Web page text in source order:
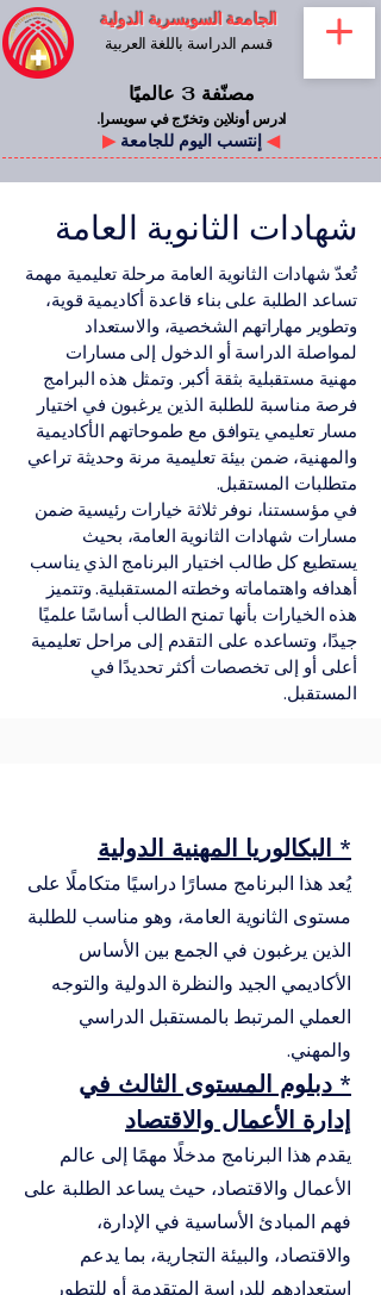
الجامعة السويسرية الدولية
قسم الدراسة باللغة العربية
مصنّفة 3 عالميًا
ادرس أونلاين وتخرّج في سويسرا.
▶ ◀
شهادات الثانوية العامة
تُعدّ شهادات الثانوية العامة مرحلة تعليمية مهمة
تساعد الطلبة على بناء قاعدة أكاديمية قوية،
وتطوير مهاراتهم الشخصية، والاستعداد
لمواصلة الدراسة أو الدخول إلى مسارات
مهنية مستقبلية بثقة أكبر. وتمثل هذه البرامج
فرصة مناسبة للطلبة الذين يرغبون في اختيار
مسار تعليمي يتوافق مع طموحاتهم الأكاديمية
والمهنية، ضمن بيئة تعليمية مرنة وحديثة تراعي
متطلبات المستقبل.
في مؤسستنا، نوفر ثلاثة خيارات رئيسية ضمن
مسارات شهادات الثانوية العامة، بحيث
يستطيع كل طالب اختيار البرنامج الذي يناسب
أهدافه واهتماماته وخطته المستقبلية. وتتميز
هذه الخيارات بأنها تمنح الطالب أساسًا علميًا
جيدًا، وتساعده على التقدم إلى مراحل تعليمية
أعلى أو إلى تخصصات أكثر تحديدًا في
المستقبل.
* البكالوريا المهنية الدولية
يُعد هذا البرنامج مسارًا دراسيًا متكاملًا على
مستوى الثانوية العامة، وهو مناسب للطلبة
الذين يرغبون في الجمع بين الأساس
الأكاديمي الجيد والنظرة الدولية والتوجه
العملي المرتبط بالمستقبل الدراسي
والمهني.
* دبلوم المستوى الثالث في
إدارة الأعمال والاقتصاد
يقدم هذا البرنامج مدخلًا مهمًا إلى عالم
الأعمال والاقتصاد، حيث يساعد الطلبة على
فهم المبادئ الأساسية في الإدارة،
والاقتصاد، والبيئة التجارية، بما يدعم
استعدادهم للدراسة المتقدمة أو للتطور